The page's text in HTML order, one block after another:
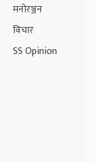
मनोरञ्जन
विचार
SS Opinion